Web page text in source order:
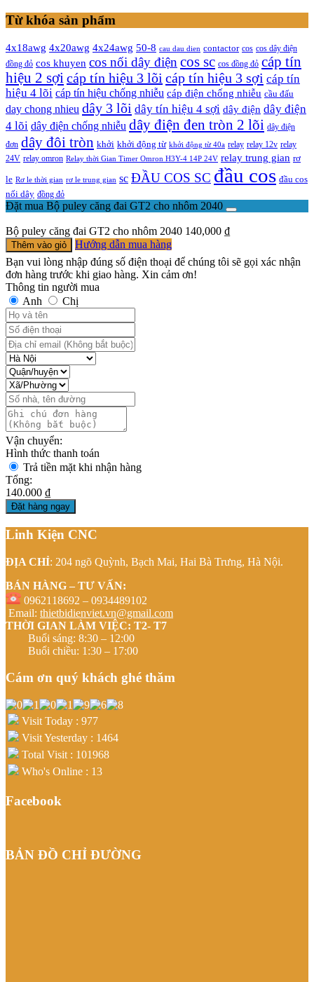
Từ khóa sản phẩm
4x18awg 4x20awg 4x24awg 50-8 cau dau dien contactor cos cos dây điện
đồng đỏ cos khuyen cos nối dây điện cos sc cos đồng đỏ cáp tín
hiệu 2 sợi cáp tín hiệu 3 lõi cáp tín hiệu 3 sợi cáp tín
hiệu 4 lõi cáp tín hiệu chống nhiễu cáp điện chống nhiễu cầu đấu
day chong nhieu dây 3 lõi dây tín hiệu 4 sợi dây điện dây điện
4 lõi dây điện chống nhiễu dây điện đen tròn 2 lõi dây điện
đơn dây đôi tròn khởi khởi động từ khởi động từ 40a relay relay 12v relay
24V relay omron Relay thời Gian Timer Omron H3Y-4 14P 24V relay trung gian rơ
le Rơ le thời gian rơ le trung gian sc ĐẦU COS SC đầu cos đầu cos
nối dây đồng đỏ
Đặt mua Bộ puley căng đai GT2 cho nhôm 2040
Bộ puley căng đai GT2 cho nhôm 2040 140,000 ₫
Thêm vào giỏ
Hướng dẫn mua hàng
Bạn vui lòng nhập đúng số điện thoại để chúng tôi sẽ gọi xác nhận
đơn hàng trước khi giao hàng. Xin cảm ơn!
Thông tin người mua
Anh
Chị
Vận chuyển:
Hình thức thanh toán
Trả tiền mặt khi nhận hàng
Tổng:
140.000 ₫
Đặt hàng ngay
Linh Kiện CNC
ĐỊA CHỈ: 204 ngõ Quỳnh, Bạch Mai, Hai Bà Trưng, Hà Nội.
BÁN HÀNG – TƯ VẤN:
0962118692 – 0934489102
Email: thietbidienviet.vn@gmail.com
THỜI GIAN LÀM VIỆC: T2- T7
Buổi sáng: 8:30 – 12:00
Buổi chiều: 1:30 – 17:00
Cám ơn quý khách ghé thăm
Visit Today : 977
Visit Yesterday : 1464
Total Visit : 101968
Who's Online : 13
Facebook
BẢN ĐỒ CHỈ ĐƯỜNG